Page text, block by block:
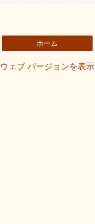
ホーム
ウェブ バージョンを表示